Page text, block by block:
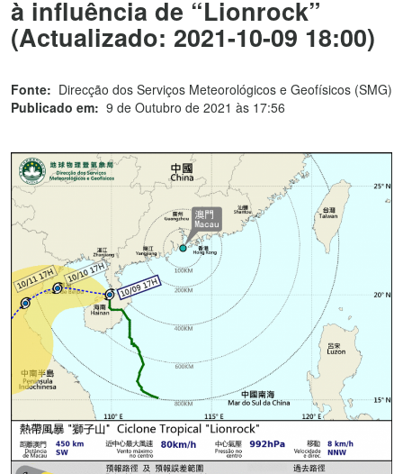
à influência de “Lionrock”
(Actualizado: 2021-10-09 18:00)
Fonte: Direcção dos Serviços Meteorológicos e Geofísicos (SMG)
Publicado em: 9 de Outubro de 2021 às 17:56